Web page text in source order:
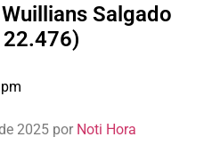
Salgado
22.476)
2025 por Noti Hora